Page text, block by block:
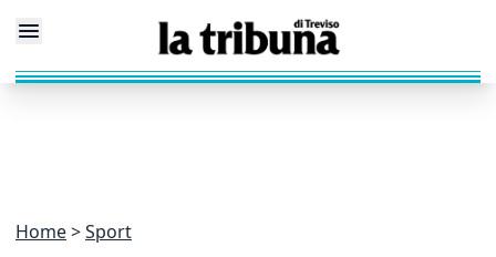
Home Sport